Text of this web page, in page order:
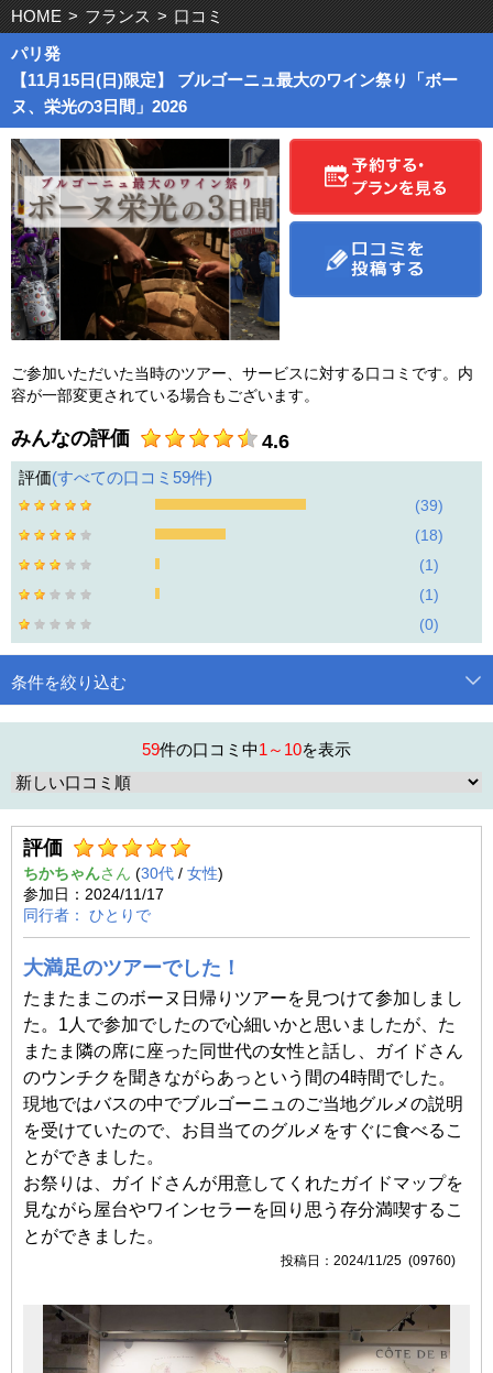
HOME > フランス > 口コミ
パリ発
【11月15日(日)限定】 ブルゴーニュ最大のワイン祭り「ボー
ヌ、栄光の3日間」2026
ご参加いただいた当時のツアー、サービスに対する口コミです。内
容が一部変更されている場合もございます。
みんなの評価 4.6
評価 すべての口コミ 59件
39
18
1
1
0
条件を絞り込む
59件の口コミ中1～ 10を表示
評価
ちかちゃん (30代 / 女性)
2024/11/17
ひとりで
大満足のツアーでした！
たまたまこのボーヌ日帰りツアーを見つけて参加しまし
た。1人で参加でしたので心細いかと思いましたが、た
またま隣の席に座った同世代の女性と話し、ガイドさん
のウンチクを聞きながらあっという間の4時間でした。
現地ではバスの中でブルゴーニュのご当地グルメの説明
を受けていたので、お目当てのグルメをすぐに食べるこ
とができました。
お祭りは、ガイドさんが用意してくれたガイドマップを
見ながら屋台やワインセラーを回り思う存分満喫するこ
とができました。
2024/11/25 (09760)